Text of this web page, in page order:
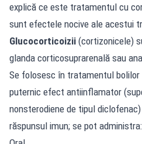
explică ce este tratamentul cu
sunt efectele nocive ale acestui
Glucocorticoizii (cortizonicele)
glanda corticosuprarenală sau
Se folosesc în tratamentul
puternic efect antiinflamator
nonsterodiene de tipul
răspunsul imun; se pot administra: